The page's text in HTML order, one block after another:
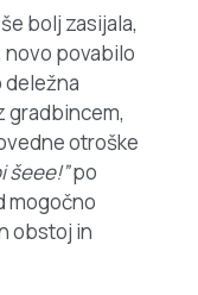
bolj zasijala,
novo povabilo
deležna
gradbincem,
otroške
šeee!”po
mogočno
obstoj in